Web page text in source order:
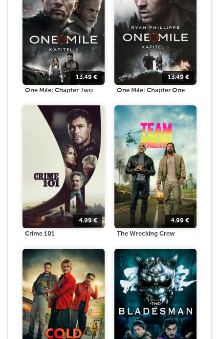
13.49 €
One Mile: Chapter Two
13.49 €
One Mile: Chapter One
4.99€
Crime 101
4.99 €
The Wrecking Crew